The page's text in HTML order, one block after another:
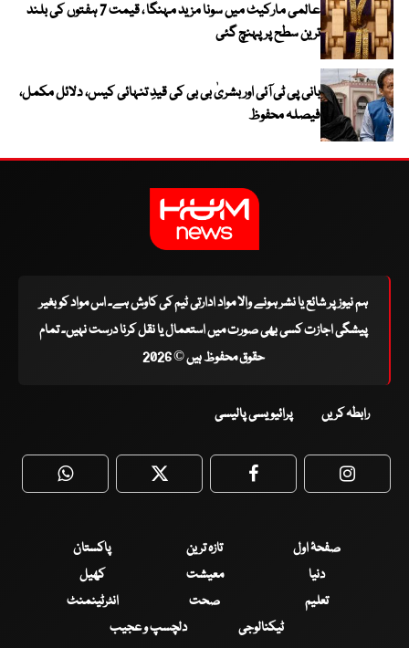
عالمی مارکیٹ میں سونا مزید مہنگا ، قیمت 7 ہفتوں کی بلند
ترین سطح پر پہنچ گئی
بانی پی ٹی آئی اور بشریٰ بی بی کی قیدِ تنہائی کیس، دلائل مکمل،
فیصلہ محفوظ
ہم نیوز پر شائع یا نشر ہونے والا مواد ادارتی ٹیم کی کاوش ہے۔ اس مواد کو بغیر
پیشگی اجازت کسی بھی صورت میں استعمال یا نقل کرنا درست نہیں۔ تمام
حقوق محفوظ ہیں © 2026
رابطہ کریں پرائیویسی پالیسی
WhatsApp Twitter Facebook
صفحۂ اول تازہ ترین
پاکستان
دنیا
معیشت
کھیل
تعلیم
صحت
انٹرٹینمنٹ
ٹیکنالوجی
دلچسپ و عجیب